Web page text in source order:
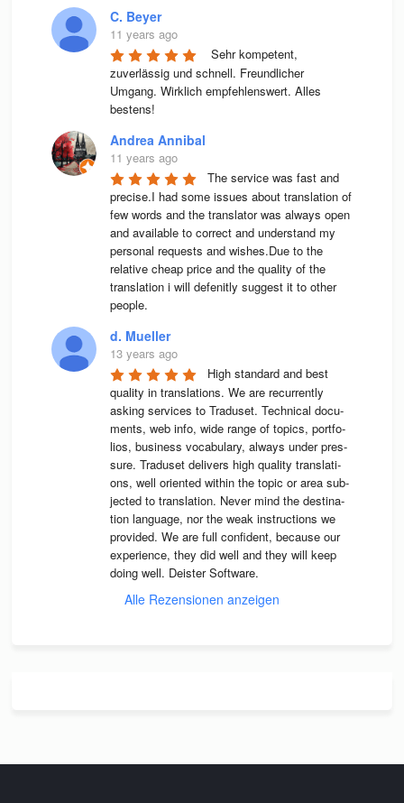
C. Beyer
11 years ago
Sehr kompetent,
zuverlässig und schnell. Freundlicher
Umgang. Wirklich empfehlenswert. Alles
bestens!
Andrea Annibal
11 years ago
The service was fast and
precise.I had some issues about translation of
few words and the translator was always open
and available to correct and understand my
personal requests and wishes.Due to the
relative cheap price and the quality of the
translation i will defenitly suggest it to other
people.
d. Mueller
13 years ago
High stan­dard and best
qua­lity in trans­la­ti­ons. We are recur­rently
asking ser­vices to Tra­du­set. Tech­ni­cal docu­
ments, web info, wide range of topics, port­fo­
lios, busi­ness voca­bu­lary, always under pres­
sure. Tra­du­set deli­vers high qua­lity trans­la­ti­
ons, well ori­en­ted wit­hin the topic or area sub­
jec­ted to trans­la­tion. Never mind the desti­na­
tion lan­guage, nor the weak instruc­tions we
pro­vi­ded. We are full con­fi­dent, because our
expe­ri­ence, they did well and they will keep
doing well. Deis­ter Software.
Alle Rezensionen anzeigen